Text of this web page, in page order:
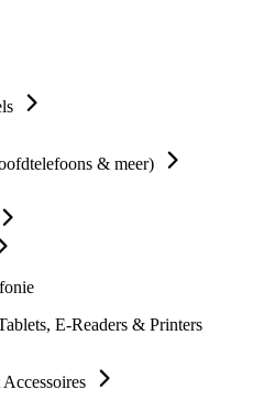
& meer)
E-Readers & Printers